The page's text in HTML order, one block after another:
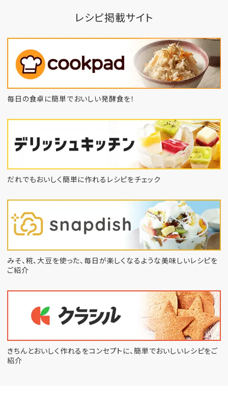
レシピ掲載サイト
毎日の食卓に簡単でおいしい発酵食を！
だれでもおいしく簡単に作れるレシピをチェック
みそ、糀、大豆を使った、毎日が楽しくなるような美味しいレシピを
ご紹介
きちんとおいしく作れるをコンセプトに、簡単でおいしいレシピをご
紹介